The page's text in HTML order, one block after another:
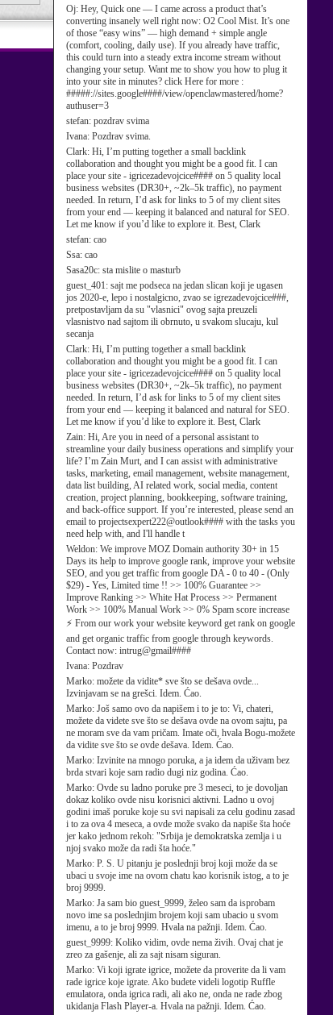
Oj: Hey, Quick one — I came across a product that’s
converting insanely well right now: O2 Cool Mist. It’s one
of those “easy wins” — high demand + simple angle
(comfort, cooling, daily use). If you already have traffic,
this could turn into a steady extra income stream without
changing your setup. Want me to show you how to plug it
into your site in minutes? click Here for more :
#####://sites.google####/view/openclawmastered/home?
authuser=3
stefan: pozdrav svima
Ivana: Pozdrav svima.
Clark: Hi, I’m putting together a small backlink
collaboration and thought you might be a good fit. I can
place your site - igricezadevojcice#### on 5 quality local
business websites (DR30+, ~2k–5k traffic), no payment
needed. In return, I’d ask for links to 5 of my client sites
from your end — keeping it balanced and natural for SEO.
Let me know if you’d like to explore it. Best, Clark
stefan: cao
Ssa: cao
Sasa20c: sta mislite o masturb
guest_401: sajt me podseca na jedan slican koji je ugasen
jos 2020-e, lepo i nostalgicno, zvao se igrezadevojcice###,
pretpostavljam da su "vlasnici" ovog sajta preuzeli
vlasnistvo nad sajtom ili obrnuto, u svakom slucaju, kul
secanja
Clark: Hi, I’m putting together a small backlink
collaboration and thought you might be a good fit. I can
place your site - igricezadevojcice#### on 5 quality local
business websites (DR30+, ~2k–5k traffic), no payment
needed. In return, I’d ask for links to 5 of my client sites
from your end — keeping it balanced and natural for SEO.
Let me know if you’d like to explore it. Best, Clark
Zain: Hi, Are you in need of a personal assistant to
streamline your daily business operations and simplify your
life? I’m Zain Murt, and I can assist with administrative
tasks, marketing, email management, website management,
data list building, AI related work, social media, content
creation, project planning, bookkeeping, software training,
and back-office support. If you’re interested, please send an
email to projectsexpert222@outlook#### with the tasks you
need help with, and I'll handle t
Weldon: We improve MOZ Domain authority 30+ in 15
Days its help to improve google rank, improve your website
SEO, and you get traffic from google DA - 0 to 40 - (Only
$29) - Yes, Limited time !! >> 100% Guarantee >>
Improve Ranking >> White Hat Process >> Permanent
Work >> 100% Manual Work >> 0% Spam score increase
⚡ From our work your website keyword get rank on google
and get organic traffic from google through keywords.
Contact now: intrug@gmail####
Ivana: Pozdrav
Marko: možete da vidite* sve što se dešava ovde...
Izvinjavam se na grešci. Idem. Ćao.
Marko: Još samo ovo da napišem i to je to: Vi, chateri,
možete da videte sve što se dešava ovde na ovom sajtu, pa
ne moram sve da vam pričam. Imate oči, hvala Bogu-možete
da vidite sve što se ovde dešava. Idem. Ćao.
Marko: Izvinite na mnogo poruka, a ja idem da uživam bez
brda stvari koje sam radio dugi niz godina. Ćao.
Marko: Ovde su ladno poruke pre 3 meseci, to je dovoljan
dokaz koliko ovde nisu korisnici aktivni. Ladno u ovoj
godini imaš poruke koje su svi napisali za celu godinu zasad
i to za ova 4 meseca, a ovde može svako da napiše šta hoće
jer kako jednom rekoh: "Srbija je demokratska zemlja i u
njoj svako može da radi šta hoće."
Marko: P. S. U pitanju je poslednji broj koji može da se
ubaci u svoje ime na ovom chatu kao korisnik istog, a to je
broj 9999.
Marko: Ja sam bio guest_9999, želeo sam da isprobam
novo ime sa poslednjim brojem koji sam ubacio u svom
imenu, a to je broj 9999. Hvala na pažnji. Idem. Ćao.
guest_9999: Koliko vidim, ovde nema živih. Ovaj chat je
zreo za gašenje, ali za sajt nisam siguran.
Marko: Vi koji igrate igrice, možete da proverite da li vam
rade igrice koje igrate. Ako budete videli logotip Ruffle
emulatora, onda igrica radi, ali ako ne, onda ne rade zbog
ukidanja Flash Player-a. Hvala na pažnji. Idem. Ćao.